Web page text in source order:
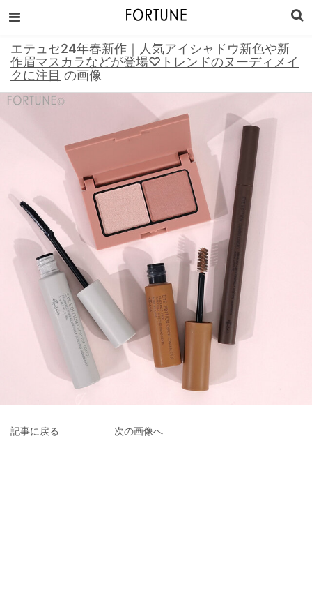
エテュセ24年春新作｜人気アイシャドウ新色や新
作眉マスカラなどが登場♡トレンドのヌーディメイ
クに注目 の画像
記事に戻る 次の画像へ